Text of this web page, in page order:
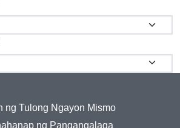
ng Tulong Ngayon Mismo
ng Pangangalaga